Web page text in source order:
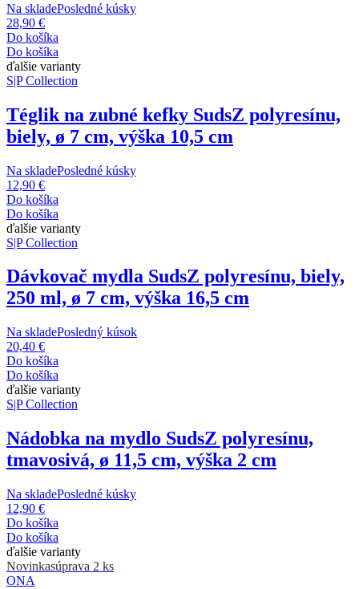
Na skladePosledné kúsky
28,90 €
Do košíka
Do košíka
ďalšie varianty
S|P Collection
Téglik na zubné kefky SudsZ polyresínu,
biely, ø 7 cm, výška 10,5 cm
Na skladePosledné kúsky
12,90 €
Do košíka
Do košíka
ďalšie varianty
S|P Collection
Dávkovač mydla SudsZ polyresínu, biely,
250 ml, ø 7 cm, výška 16,5 cm
Na skladePosledný kúsok
20,40 €
Do košíka
Do košíka
ďalšie varianty
S|P Collection
Nádobka na mydlo SudsZ polyresínu,
tmavosivá, ø 11,5 cm, výška 2 cm
Na skladePosledné kúsky
12,90 €
Do košíka
Do košíka
ďalšie varianty
Novinkasúprava 2 ks
ONA